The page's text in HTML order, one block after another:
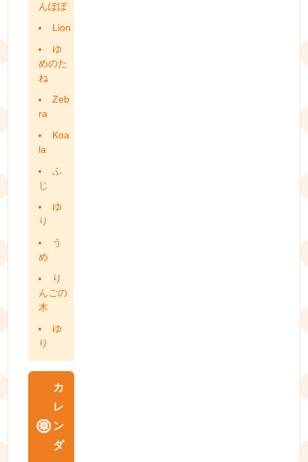
んぽぽ
Lion
ゆ
めのた
ね
Zeb
ra
Koa
la
ふ
じ
ゆ
り
う
め
り
んごの
木
ゆ
り
カ
レ
ン
ダ